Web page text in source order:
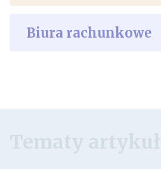
Biura rachunkowe